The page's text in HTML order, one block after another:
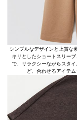
シンプルなデザインと上質な
キリとしたショートスリー
で、リラクシーながらスタ
ど、合わせるアイテ